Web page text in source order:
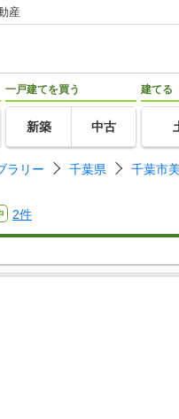
産
一戸建てを買う
新築 中古
建てる
ラリー 千葉県 千葉市
2件